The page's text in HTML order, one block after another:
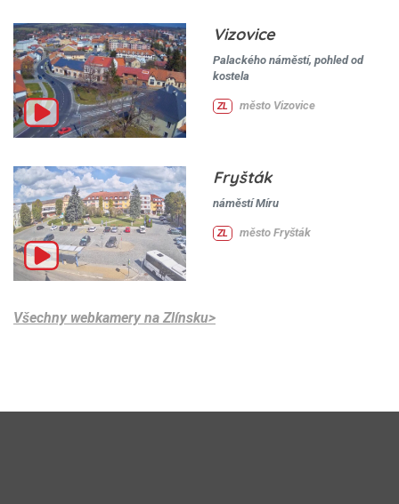
Vizovice
Palackého náměstí, pohled od
kostela
ZL město Vizovice
Fryšták
náměstí Míru
ZL město Fryšták
Všechny webkamery na Zlínsku>